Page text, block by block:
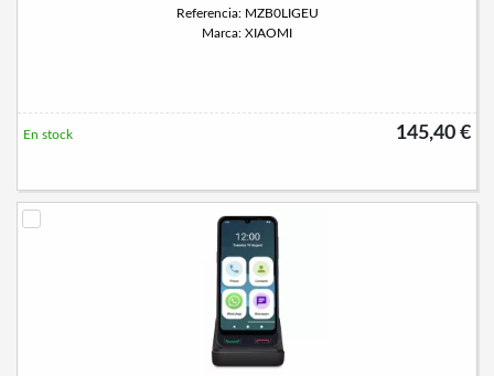
Referencia: MZB0LIGEU
Marca: XIAOMI
145,40 €
En stock